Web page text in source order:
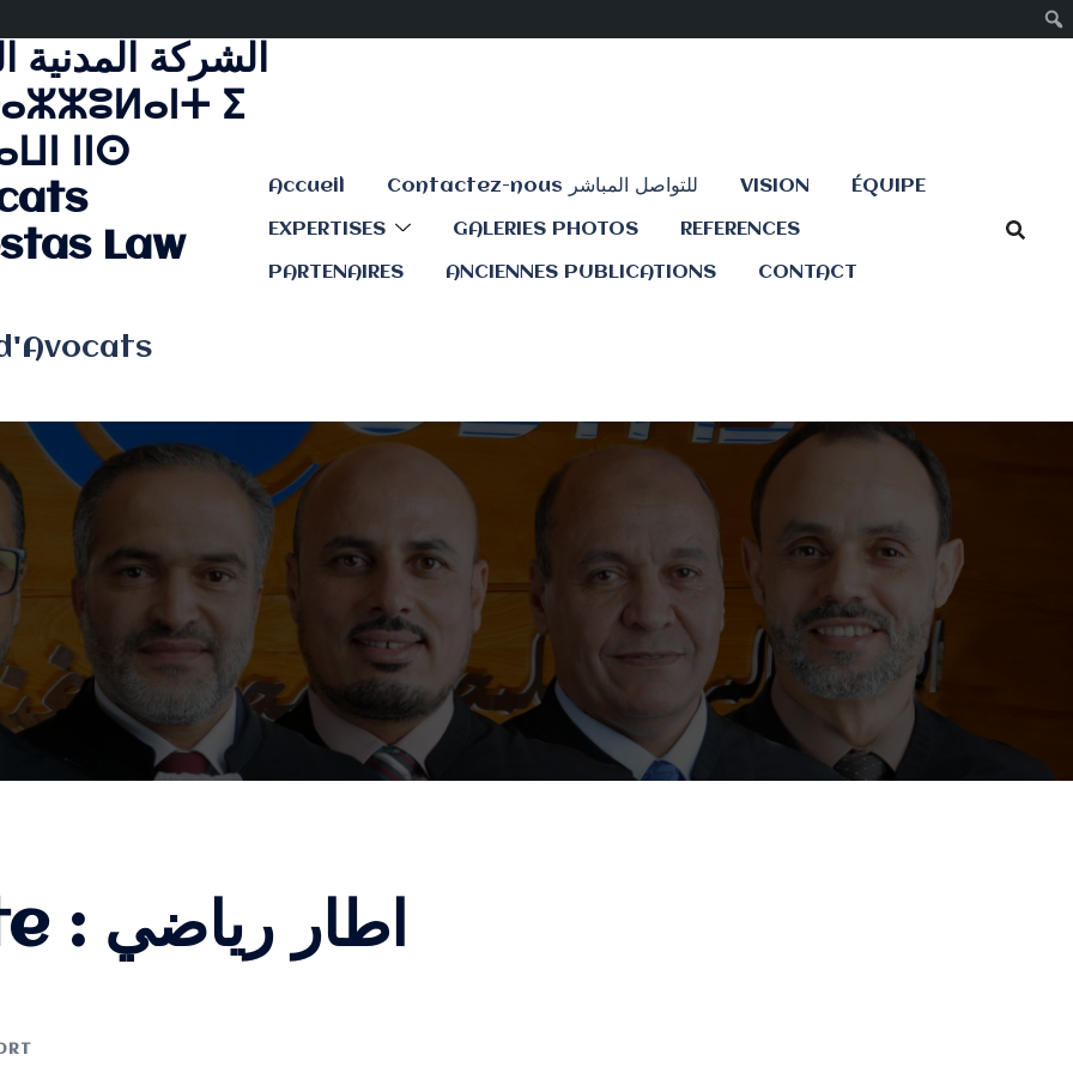
الشركة المدنية
ⵉ
ⵏⵏⵙ
Law
Accueil Contactez-nous للتواصل المباشر VISION ÉQUIPE
EXPERTISES GALERIES PHOTOS REFERENCES
PARTENAIRES ANCIENNES PUBLICATIONS CONTACT
: اطار رياضي